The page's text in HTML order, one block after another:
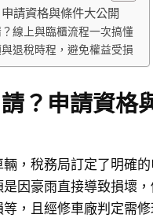
請資格與條件大公開
線上與臨櫃流程一次搞懂
退稅時程，避免權益受損
？申請資格
，稅務局訂定了明確的
因豪雨直接導致損壞
，且經修車廠判定需